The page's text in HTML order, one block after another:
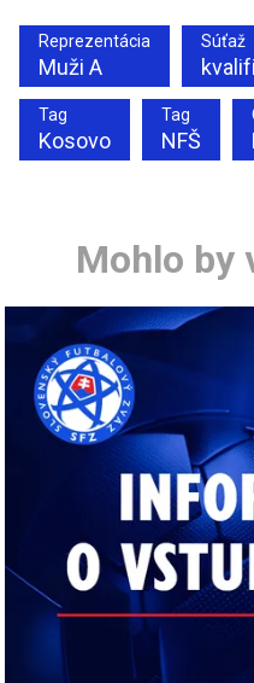
Reprezentácia
Muži A
Súťaž
Tag
Kosovo
Tag
NFŠ
Mohlo by